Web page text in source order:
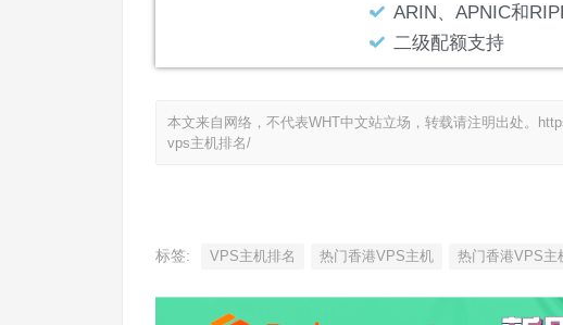
ARIN、APNIC和
二级配额支持
本文来自网络，不代表WHT中文站立场，转载请注明出处。
vps主机排名/
标签: VPS主机排名 热门香港VPS主机 热门香港VPS主